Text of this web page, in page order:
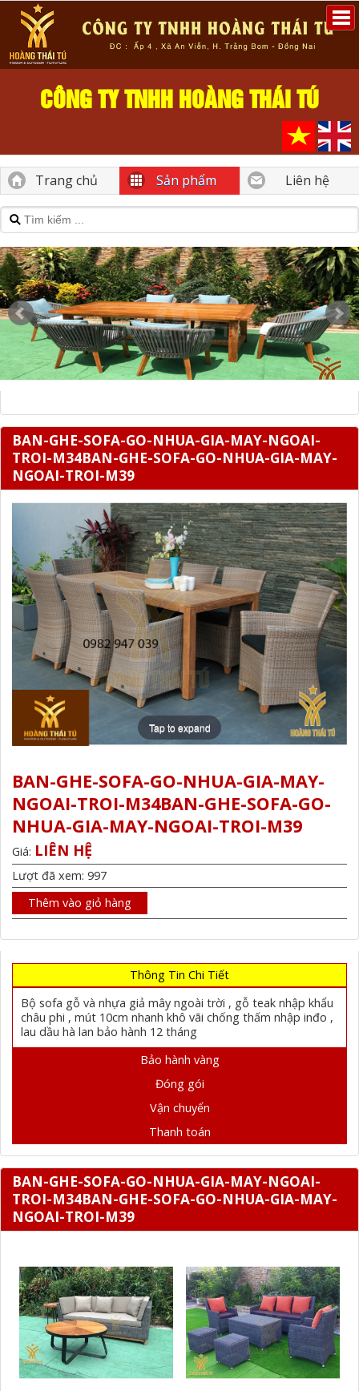
CÔNG TY TNHH HOÀNG THÁI TÚ
Trang chủ Sản phẩm Liên hệ
BAN-GHE-SOFA-GO-NHUA-GIA-MAY-NGOAI-
TROI-M34BAN-GHE-SOFA-GO-NHUA-GIA-MAY-
NGOAI-TROI-M39
Tap to expand
BAN-GHE-SOFA-GO-NHUA-GIA-MAY-
NGOAI-TROI-M34BAN-GHE-SOFA-GO-
NHUA-GIA-MAY-NGOAI-TROI-M39
Giá: LIÊN HỆ
Lượt đã xem: 997
Thêm vào giỏ hàng
Thông Tin Chi Tiết
Bộ sofa gỗ và nhựa giả mây ngoài trời , gỗ teak nhập khẩu
châu phi , mút 10cm nhanh khô vãi chống thấm nhập inđo ,
lau dầu hà lan bảo hành 12 tháng
Bảo hành vàng
Đóng gói
Vận chuyển
Thanh toán
BAN-GHE-SOFA-GO-NHUA-GIA-MAY-NGOAI-
TROI-M34BAN-GHE-SOFA-GO-NHUA-GIA-MAY-
NGOAI-TROI-M39